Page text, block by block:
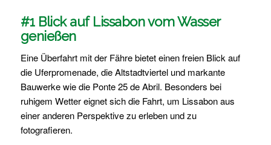
#1 Blick auf Lissabon vom Wasser
genießen
Eine Überfahrt mit der Fähre bietet einen freien Blick auf
die Uferpromenade, die Altstadtviertel und markante
Bauwerke wie die Ponte 25 de Abril. Besonders bei
ruhigem Wetter eignet sich die Fahrt, um Lissabon aus
einer anderen Perspektive zu erleben und zu
fotografieren.